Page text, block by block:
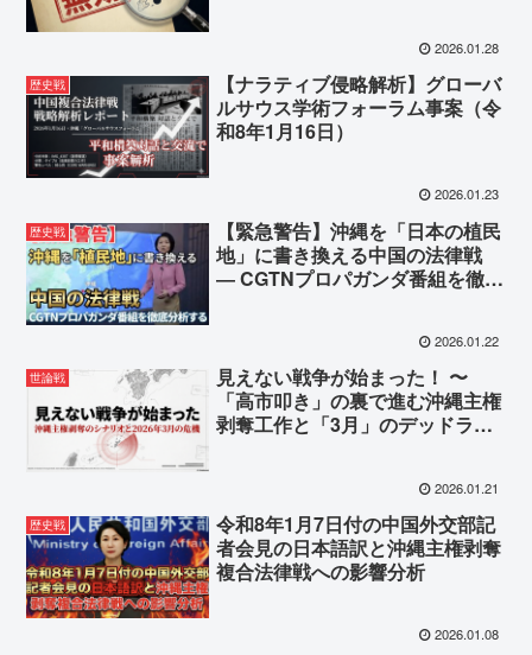
2026.01.28
歴史戦
【ナラティブ侵略解析】グローバ
ルサウス学術フォーラム事案（令
和8年1月16日）
2026.01.23
歴史戦
【緊急警告】沖縄を「日本の植民
地」に書き換える中国の法律戦
― CGTNプロパガンダ番組を徹底
2026.01.22
世論戦
見えない戦争が始まった！ 〜
「高市叩き」の裏で進む沖縄主権
剥奪工作と「3月」のデッドライ
2026.01.21
歴史戦
令和8年1月7日付の中国外交部記
者会見の日本語訳と沖縄主権剥奪
複合法律戦への影響分析
2026.01.08